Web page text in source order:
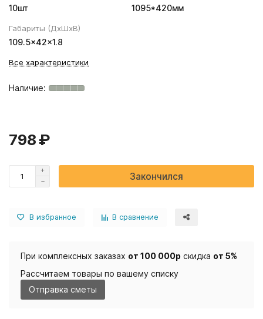
10шт 1095*420мм
Габариты (ДхШхВ)
109.5×42×1.8
Все характеристики
798 ₽
Закончился
В избранное В сравнение
При комплексных заказах от 100 000р скидка от 5%
Рассчитаем товары по вашему списку
Отправка сметы